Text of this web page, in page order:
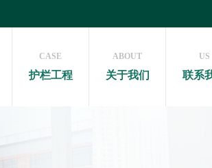
CASE
护栏工程
ABOUT
关于我们
US
联系